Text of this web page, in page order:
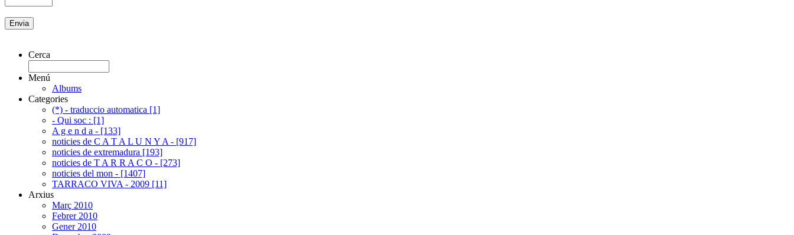
Cerca
Menú
Albums
Categories
(*) - traduccio automatica [1]
- Qui soc : [1]
A g e n d a - [133]
noticies de C A T A L U N Y A - [917]
noticies de extremadura [193]
noticies de T A R R A C O - [273]
noticies del mon - [1407]
TARRACO VIVA - 2009 [11]
Arxius
Març 2010
Febrer 2010
Gener 2010